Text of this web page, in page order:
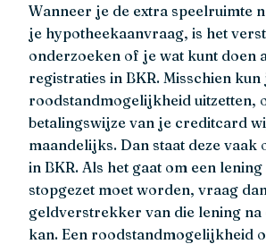
Wanneer je de extra speelruimte
je hypotheekaanvraag, is het
onderzoeken of je wat kunt doen
registraties in BKR. Misschien kun
roodstandmogelijkheid uitzetten,
betalingswijze van je creditcard
maandelijks. Dan staat deze vaak
in BKR. Als het gaat om een
stopgezet moet worden, vraag
geldverstrekker van die lening na
kan. Een roodstandmogelijkheid